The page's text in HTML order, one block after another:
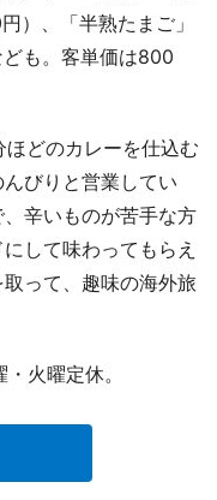
）、「半熟たまご」
ども。客単価は800
どのカレーを仕込む
びりと営業してい
辛いものが苦手な方
して味わってもらえ
って、趣味の海外旅
火曜定休。